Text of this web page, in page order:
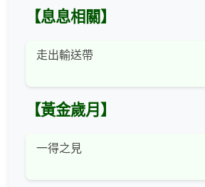
【息息相關】
走出輸送帶
【黃金歲月】
一得之見